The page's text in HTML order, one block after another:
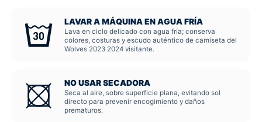
LAVAR A MÁQUINA EN AGUA FRÍA
Lava en ciclo delicado con agua fría; conserva
colores, costuras y escudo auténtico de camiseta del
Wolves 2023 2024 visitante.
NO USAR SECADORA
Seca al aire, sobre superficie plana, evitando sol
directo para prevenir encogimiento y daños
prematuros.